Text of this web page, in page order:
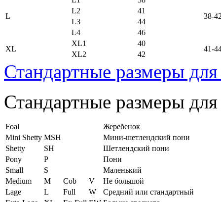
L
38-
L2
41
L3
44
L4
46
XL
XL1 40
41-
XL2 42
Стандартные размеры
Стандартные размеры
Foal
Жеребенок
Mini Shetty MSH
Мини-шетлендский пони
Shetty
SH
Шетлендский пони
Pony
P
Пони
Small
S
Маленький
Medium
M Cob V
Не большой
Lage
L Full W
Средний или стандартный